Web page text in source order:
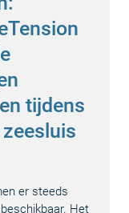
tijdens
er steeds
Het